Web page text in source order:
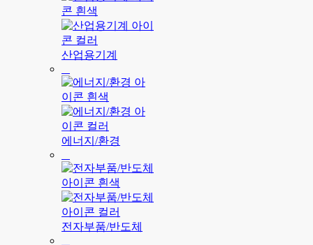
산업용기계
에너지/환경
전자부품/반도체